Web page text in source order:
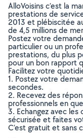
AlloVoisins c’est la
prestations de
2013 et plébiscitée
de 4,5 millions de
Postez votre
particulier ou un
prestations, du plus
pour un bon rapport
Facilitez votre
1. Postez votre
secondes.
2. Recevez des
professionnels en
3. Echangez avec
sécurisée et faites
C’est gratuit et sans